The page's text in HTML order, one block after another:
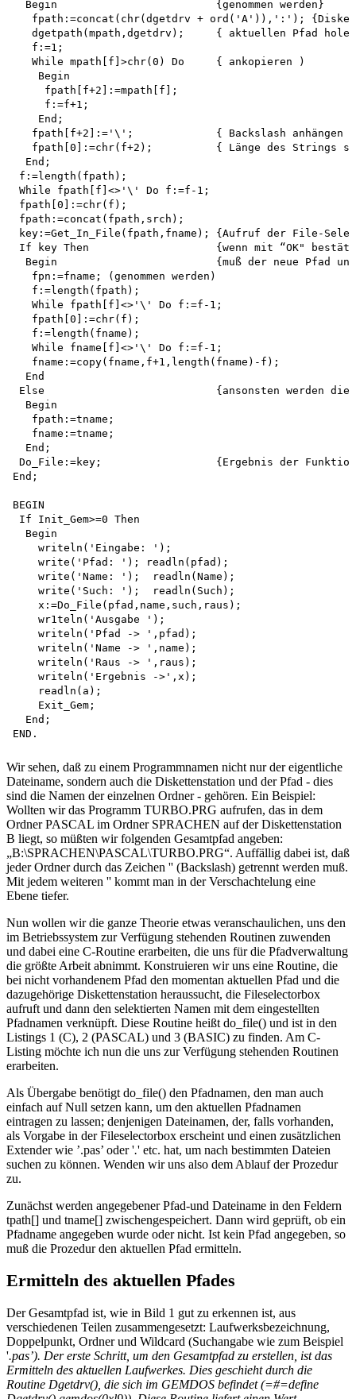
  Begin                         {genommen werden}
fpath:=concat(chr(dgetdrv + ord('A')),':');
dgetpath(mpath,dgetdrv);     { aktuellen Pfad
   f:=1;
   While mpath[f]>chr(0) Do     { ankopieren )
    Begin
     fpath[f+2]:=mpath[f];
     f:=f+1;
    End;
   fpath[f+2]:='\';             { Backslash anhängen }
fpath[0]:=chr(f+2);          { Länge des Strings
  End;
f:=length(fpath);
While fpath[f]<>'\' Do f:=f-1;
fpath[0]:=chr(f);
fpath:=concat(fpath,srch);
key:=Get_In_File(fpath,fname); {Aufruf der File-
If key Then                    {wenn mit “OK"
Begin                         {muß der neue Pfad
   fpn:=fname; (genommen werden)
   f:=length(fpath);
   While fpath[f]<>'\' Do f:=f-1;
   fpath[0]:=chr(f);
   f:=length(fname);
   While fname[f]<>'\' Do f:=f-1;
   fname:=copy(fname,f+1,length(fname)-f);
  End
Else                           {ansonsten werden die
  Begin
   fpath:=tname;
   fname:=tname;
  End;
Do_File:=key;                  {Ergebnis der
End;
BEGIN
If Init_Gem>=0 Then
  Begin
    writeln('Eingabe: ');
    write('Pfad: '); readln(pfad);
    write('Name: ');  readln(Name);
    write('Such: ');  readln(Such);
    x:=Do_File(pfad,name,such,raus);
    wr1teln('Ausgabe ');
    writeln('Pfad -> ',pfad);
    writeln('Name -> ',name);
    writeln('Raus -> ',raus);
    writeln('Ergebnis ->',x);
    readln(a);
    Exit_Gem;
  End;
Wir sehen, daß zu einem Programmnamen nicht nur der eigentliche
Dateiname, sondern auch die Diskettenstation und der Pfad - dies
sind die Namen der einzelnen Ordner - gehören. Ein Beispiel:
Wollten wir das Programm TURBO.PRG aufrufen, das in dem
Ordner PASCAL im Ordner SPRACHEN auf der Diskettenstation
B liegt, so müßten wir folgenden Gesamtpfad angeben:
„B:\SPRACHEN\PASCAL\TURBO.PRG“. Auffällig dabei ist, daß
jeder Ordner durch das Zeichen '' (Backslash) getrennt werden muß.
Mit jedem weiteren '' kommt man in der Verschachtelung eine
Ebene tiefer.
Nun wollen wir die ganze Theorie etwas veranschaulichen, uns den
im Betriebssystem zur Verfügung stehenden Routinen zuwenden
und dabei eine C-Routine erarbeiten, die uns für die Pfadverwaltung
die größte Arbeit abnimmt. Konstruieren wir uns eine Routine, die
bei nicht vorhandenem Pfad den momentan aktuellen Pfad und die
dazugehörige Diskettenstation heraussucht, die Fileselectorbox
aufruft und dann den selektierten Namen mit dem eingestellten
Pfadnamen verknüpft. Diese Routine heißt do_file() und ist in den
Listings 1 (C), 2 (PASCAL) und 3 (BASIC) zu finden. Am C-
Listing möchte ich nun die uns zur Verfügung stehenden Routinen
erarbeiten.
Als Übergabe benötigt do_file() den Pfadnamen, den man auch
einfach auf Null setzen kann, um den aktuellen Pfadnamen
eintragen zu lassen; denjenigen Dateinamen, der, falls vorhanden,
als Vorgabe in der Fileselectorbox erscheint und einen zusätzlichen
Extender wie ’.pas’ oder '.' etc. hat, um nach bestimmten Dateien
suchen zu können. Wenden wir uns also dem Ablauf der Prozedur
zu.
Zunächst werden angegebener Pfad-und Dateiname in den Feldern
tpath[] und tname[] zwischengespeichert. Dann wird geprüft, ob ein
Pfadname angegeben wurde oder nicht. Ist kein Pfad angegeben, so
muß die Prozedur den aktuellen Pfad ermitteln.
Ermitteln des aktuellen Pfades
Der Gesamtpfad ist, wie in Bild 1 gut zu erkennen ist, aus
verschiedenen Teilen zusammengesetzt: Laufwerksbezeichnung,
Doppelpunkt, Ordner und Wildcard (Suchangabe wie zum Beispiel
'.pas’). Der erste Schritt, um den Gesamtpfad zu erstellen, ist das
Ermitteln des aktuellen Laufwerkes. Dies geschieht durch die
Routine Dgetdrv(), die sich im GEMDOS befindet (=#=define